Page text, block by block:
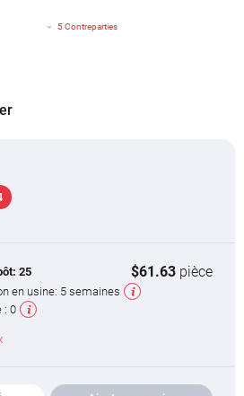
5 Contreparties
25 $61.63 pièce
en usine: 5 semaines
: 0